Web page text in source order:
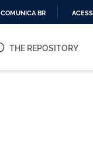
O
COMUNICA BR
THE REPOSITORY